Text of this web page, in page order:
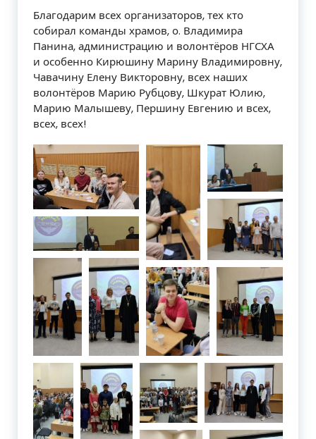
Благодарим всех организаторов, тех кто
собирал команды храмов, о. Владимира
Панина, администрацию и волонтёров НГСХА
и особенно Кирюшину Марину Владимировну,
Чавачину Елену Викторовну, всех наших
волонтёров Марию Рубцову, Шкурат Юлию,
Марию Малышеву, Першину Евгению и всех,
всех, всех!